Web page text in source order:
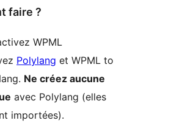
faire ?
WPML
Polylang et WPML to
Ne créez aucune
avec Polylang (elles
importées).